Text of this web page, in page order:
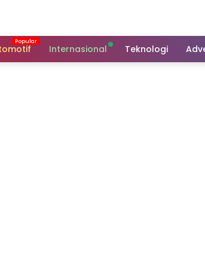
Internasional Teknologi